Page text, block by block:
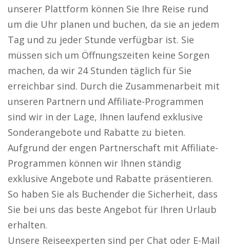
unserer Plattform können Sie Ihre Reise rund
um die Uhr planen und buchen, da sie an jedem
Tag und zu jeder Stunde verfügbar ist. Sie
müssen sich um Öffnungszeiten keine Sorgen
machen, da wir 24 Stunden täglich für Sie
erreichbar sind. Durch die Zusammenarbeit mit
unseren Partnern und Affiliate-Programmen
sind wir in der Lage, Ihnen laufend exklusive
Sonderangebote und Rabatte zu bieten.
Aufgrund der engen Partnerschaft mit Affiliate-
Programmen können wir Ihnen ständig
exklusive Angebote und Rabatte präsentieren.
So haben Sie als Buchender die Sicherheit, dass
Sie bei uns das beste Angebot für Ihren Urlaub
erhalten.
Unsere Reiseexperten sind per Chat oder E-Mail